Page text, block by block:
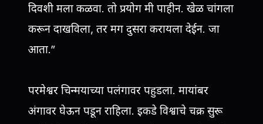
दिवशी मला कळवा. तो प्रयोग मी पाहीन. खेळ चांगला
करून दाखविला, तर मग दुसरा करायला देईन. जा
आता.”
परमेश्वर चिन्मयाच्या पलंगावर पहुडला. मायांबर
अंगावर घेऊन पडून राहिला. इकडे विश्वाचे चक्र सुरू